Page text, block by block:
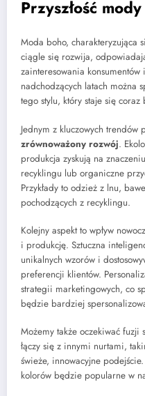
Przyszłość
Moda boho, charakteryzująca
ciągle się rozwija,
zainteresowania
nadchodzących latach można
tego stylu, który staje się
Jednym z kluczowych trendów
zrównoważony rozwój.
produkcja zyskują na
recyklingu lub organiczne
Przykłady to odzież z lnu,
pochodzących z recyklingu.
Kolejny aspekt to wpływ
i produkcję. Sztuczna
unikalnych wzorów i
preferencji klientów.
strategii marketingowych, co
będzie bardziej
Możemy także oczekiwać fuzji
łączy się z innymi nurtami,
świeże, innowacyjne
kolorów będzie popularne w